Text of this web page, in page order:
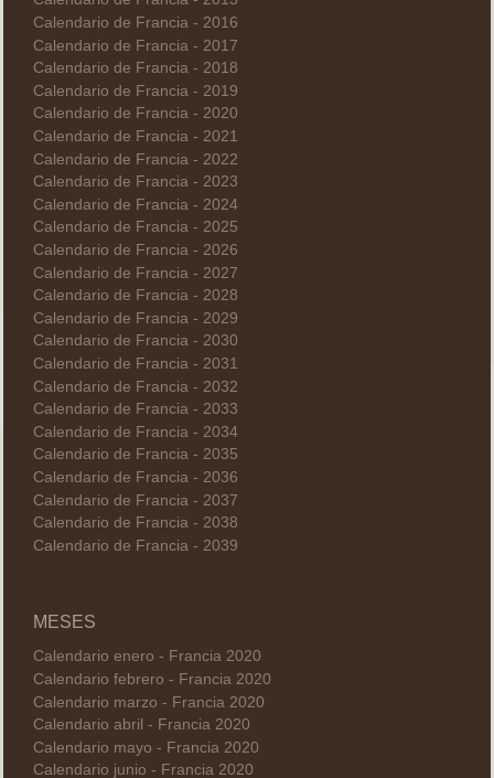
Calendario de Francia - 2016
Calendario de Francia - 2017
Calendario de Francia - 2018
Calendario de Francia - 2019
Calendario de Francia - 2020
Calendario de Francia - 2021
Calendario de Francia - 2022
Calendario de Francia - 2023
Calendario de Francia - 2024
Calendario de Francia - 2025
Calendario de Francia - 2026
Calendario de Francia - 2027
Calendario de Francia - 2028
Calendario de Francia - 2029
Calendario de Francia - 2030
Calendario de Francia - 2031
Calendario de Francia - 2032
Calendario de Francia - 2033
Calendario de Francia - 2034
Calendario de Francia - 2035
Calendario de Francia - 2036
Calendario de Francia - 2037
Calendario de Francia - 2038
Calendario de Francia - 2039
MESES
Calendario enero - Francia 2020
Calendario febrero - Francia 2020
Calendario marzo - Francia 2020
Calendario abril - Francia 2020
Calendario mayo - Francia 2020
Calendario junio - Francia 2020